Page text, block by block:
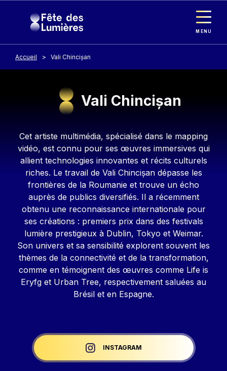
MENU
Accueil Vali Chincișan
Vali Chincișan
Contenu
Cet artiste multimédia, spécialisé dans le mapping
vidéo, est connu pour ses œuvres immersives qui
allient technologies innovantes et récits culturels
riches. Le travail de Vali Chincișan dépasse les
frontières de la Roumanie et trouve un écho
auprès de publics diversifiés. Il a récemment
obtenu une reconnaissance internationale pour
ses créations : premiers prix dans des festivals
lumière prestigieux à Dublin, Tokyo et Weimar.
Son univers et sa sensibilité explorent souvent les
thèmes de la connectivité et de la transformation,
comme en témoignent des œuvres comme Life is
Eryfg et Urban Tree, respectivement saluées au
Brésil et en Espagne.
Liens réseaux
INSTAGRAM